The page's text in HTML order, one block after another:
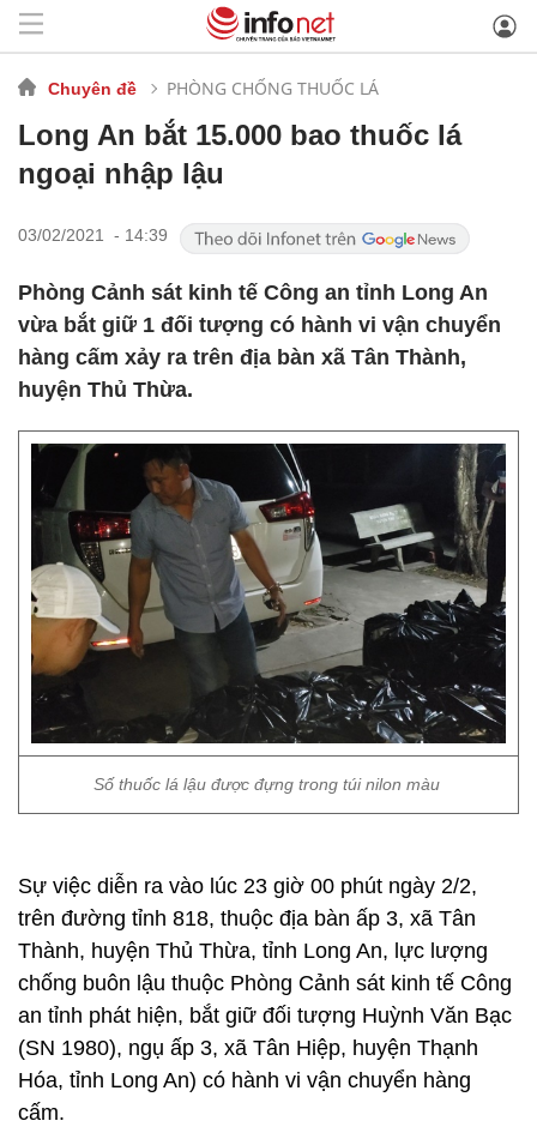
Chuyên đề PHÒNG CHỐNG THUỐC LÁ
Long An bắt 15.000 bao thuốc lá
ngoại nhập lậu
03/02/2021 - 14:39
Phòng Cảnh sát kinh tế Công an tỉnh Long An
vừa bắt giữ 1 đối tượng có hành vi vận chuyển
hàng cấm xảy ra trên địa bàn xã Tân Thành,
huyện Thủ Thừa.
Số thuốc lá lậu được đựng trong túi nilon màu
Sự việc diễn ra vào lúc 23 giờ 00 phút ngày 2/2,
trên đường tỉnh 818, thuộc địa bàn ấp 3, xã Tân
Thành, huyện Thủ Thừa, tỉnh Long An, lực lượng
chống buôn lậu thuộc Phòng Cảnh sát kinh tế Công
an tỉnh phát hiện, bắt giữ đối tượng Huỳnh Văn Bạc
(SN 1980), ngụ ấp 3, xã Tân Hiệp, huyện Thạnh
Hóa, tỉnh Long An) có hành vi vận chuyển hàng
cấm.